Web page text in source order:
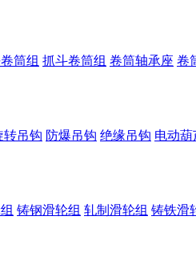
筒组 抓斗卷筒组 卷筒轴承座 卷
转吊钩 防爆吊钩 绝缘吊钩 电动
铸钢滑轮组 轧制滑轮组 铸铁滑